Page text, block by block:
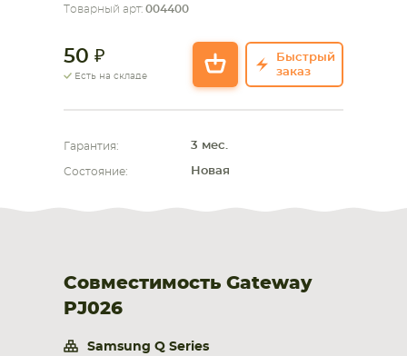
Товарный арт: 004400
50
Есть на складе
Быстрый
заказ
Гарантия: 3 мес.
Состояние: Новая
Совместимость Gateway
PJ026
Samsung Q Series